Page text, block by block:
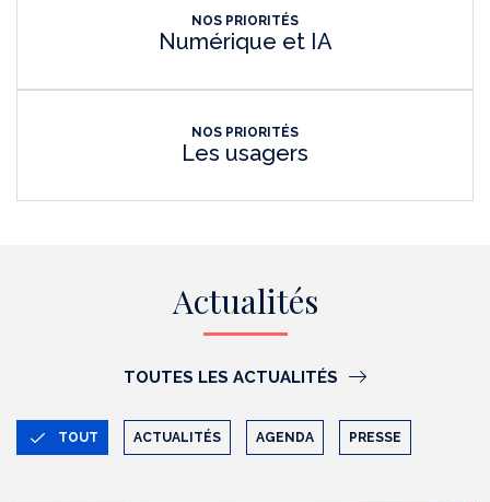
NOS PRIORITÉS
Numérique et IA
NOS PRIORITÉS
Les usagers
Actualités
TOUTES LES ACTUALITÉS
TOUT ACTUALITÉS AGENDA PRESSE